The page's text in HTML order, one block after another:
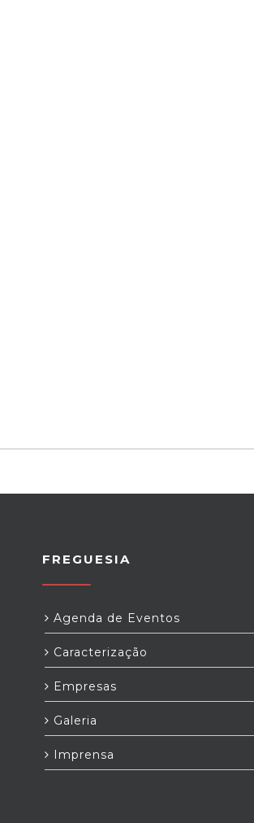
FREGUESIA
Agenda de Eventos
Caracterização
Empresas
Galeria
Imprensa